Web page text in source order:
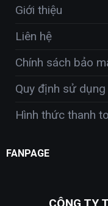
Giới thiệu
Liên hệ
Chính sách bảo
Quy định sử dụng
Hình thức thanh
FANPAGE
CÔNG TY